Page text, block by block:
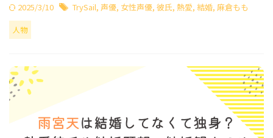
2025/3/10 TrySail, 声優, 女性声優, 彼氏, 熱愛, 結婚, 麻倉もも
人物